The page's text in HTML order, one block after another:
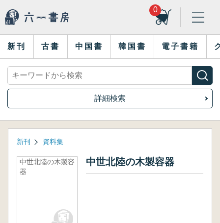
0
新刊 古書 中国書 韓国書 電子書籍
詳細検索
新刊 資料集
中世北陸の木製容
器
中世北陸の木製容器